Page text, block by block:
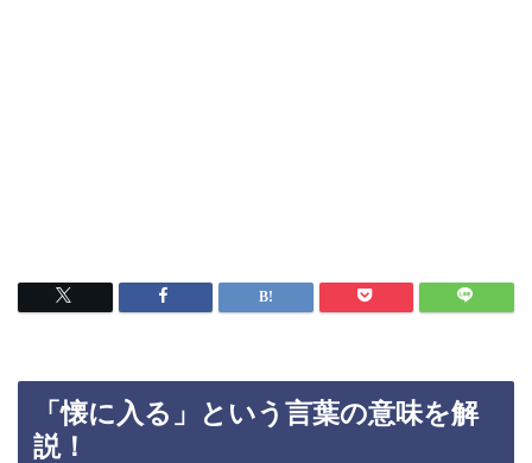
「懐に入る」という言葉の意味を解
説！